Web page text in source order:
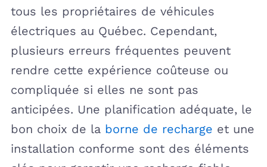
tous les propriétaires de véhicules
électriques au Québec. Cependant,
plusieurs erreurs fréquentes peuvent
rendre cette expérience coûteuse ou
compliquée si elles ne sont pas
anticipées. Une planification adéquate, le
bon choix de la borne de recharge et une
installation conforme sont des éléments